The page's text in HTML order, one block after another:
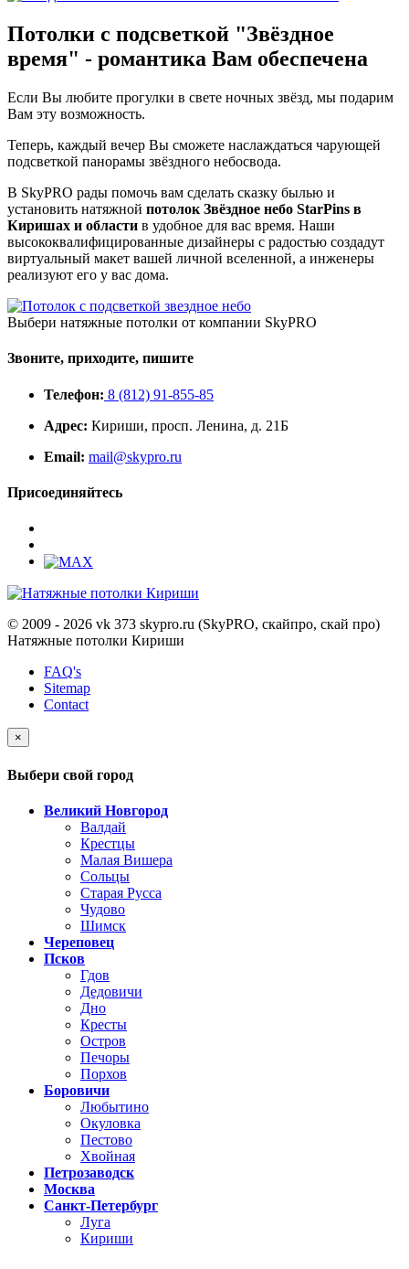
Потолки с подсветкой "Звёздное
время" - романтика Вам обеспечена
Если Вы любите прогулки в свете ночных звёзд, мы подарим
Вам эту возможность.
Теперь, каждый вечер Вы сможете наслаждаться чарующей
подсветкой панорамы звёздного небосвода.
В SkyPRO рады помочь вам сделать сказку былью и
установить натяжной потолок Звёздное небо StarPins в
Киришах и области в удобное для вас время. Наши
высококвалифицированные дизайнеры с радостью создадут
виртуальный макет вашей личной вселенной, а инженеры
реализуют его у вас дома.
Выбери натяжные потолки от компании SkyPRO
Звоните, приходите, пишите
Телефон: 8 (812) 91-855-85
Адрес: Кириши, просп. Ленина, д. 21Б
Email: mail@skypro.ru
Присоединяйтесь
© 2009 - 2026 vk 373 skypro.ru (SkyPRO, скайпро, скай про)
Натяжные потолки Кириши
FAQ's
Sitemap
Contact
×
Выбери свой город
Великий Новгород
Валдай
Крестцы
Малая Вишера
Сольцы
Старая Русса
Чудово
Шимск
Череповец
Псков
Гдов
Дедовичи
Дно
Кресты
Остров
Печоры
Порхов
Боровичи
Любытино
Окуловка
Пестово
Хвойная
Петрозаводск
Москва
Санкт-Петербург
Луга
Кириши